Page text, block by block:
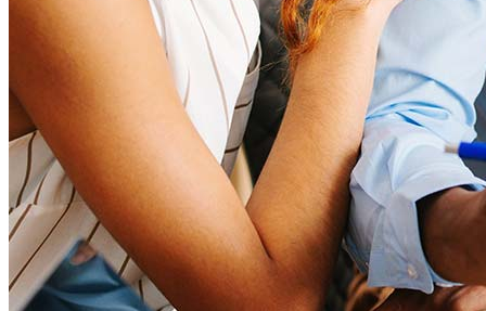
¿Qué es una HELOC?
¿Cómo calculo los pagos hipotecarios?
Obtener aprobación previa
Me encantaría saber de usted.